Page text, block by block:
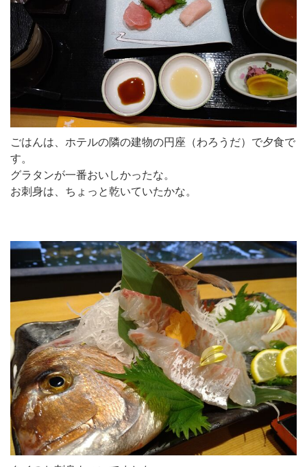
ごはんは、ホテルの隣の建物の円座（わろうだ）で夕食で
す。
グラタンが一番おいしかったな。
お刺身は、ちょっと乾いていたかな。